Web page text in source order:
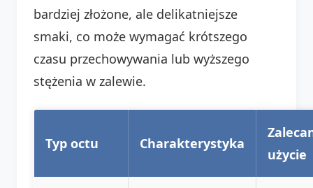
bardziej złożone, ale delikatniejsze
smaki, co może wymagać krótszego
czasu przechowywania lub wyższego
stężenia w zalewie.
Typ octu Charakterystyka
użycie